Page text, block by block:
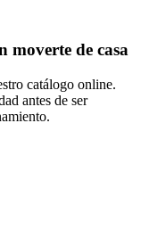
moverte de casa
catálogo online.
antes de ser